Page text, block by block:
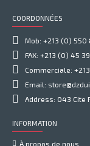
COORDONNÉES
Mob: +213 (0) 550
FAX: +213 (0) 45
Commerciale:
Email:
Address: 043 Cite
INFORMATION
À propos de nous